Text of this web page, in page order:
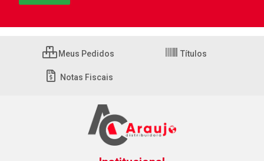
Meus Pedidos Títulos
Notas Fiscais